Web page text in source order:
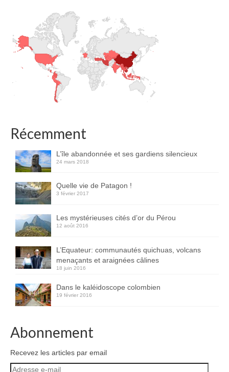
Récemment
L’île abandonnée et ses gardiens silencieux
24 mars 2018
Quelle vie de Patagon !
3 février 2017
Les mystérieuses cités d’or du Pérou
12 août 2016
L’Equateur: communautés quichuas, volcans
menaçants et araignées câlines
18 juin 2016
Dans le kaléidoscope colombien
19 février 2016
Abonnement
Recevez les articles par email
Adresse